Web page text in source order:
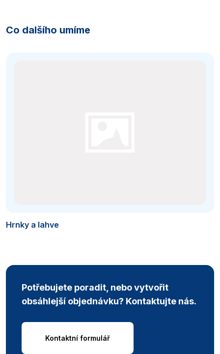
Co dalšího umíme
Hrnky a lahve
Potřebujete poradit, nebo vytvořit
obsáhlejší objednávku? Kontaktujte nás.
Kontaktní formulář